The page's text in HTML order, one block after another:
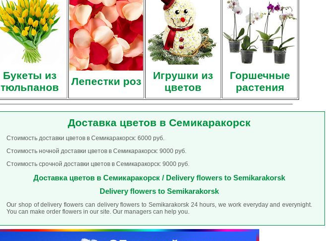
Букеты из
тюльпанов
Лепестки роз
Игрушки из
цветов
Горшечные
растения
Доставка цветов в Семикаракорск
Стоимость доставки цветов в Семикаракорск: 6000 руб.
Стоимость ночной доставки цветов в Семикаракорск: 9000 руб.
Стоимость срочной доставки цветов в Семикаракорск: 9000 руб.
Доставка цветов в Семикаракорск / Delivery flowers to Semikarakorsk
Delivery flowers to Semikarakorsk
Our shop of delivery flowers can delivery flowers to Semikarakorsk 24 hours, we work everyday and everynight.
You can make order flowers in our site. Our managers can help you.